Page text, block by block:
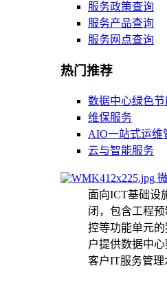
服务政策查询
服务产品查询
服务网点查询
热门推荐
数据中心绿色节
维保服务
AIO一站式运维
云与智能服务
面向ICT基础设
闭，包含工程
控等功能单元
户提供数据中
客户IT服务管理